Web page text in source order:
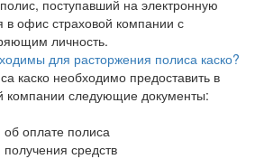
поступавший на электронную
в офис страховой компании с
личность.
для расторжения полиса каско?
каско необходимо предоставить в
компании следующие документы:
оплате полиса
средств